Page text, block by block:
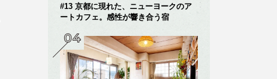
#13 京都に現れた、ニューヨークのア
ートカフェ。感性が響き合う宿